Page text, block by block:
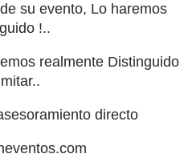
su evento, Lo haremos
!..
realmente Distinguido
..
directo